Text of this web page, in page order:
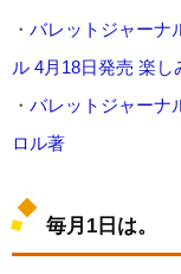
・ バレットジャーナ
ル 4月18日発売 楽し
・ バレットジャー
ロル著
毎月1日は。